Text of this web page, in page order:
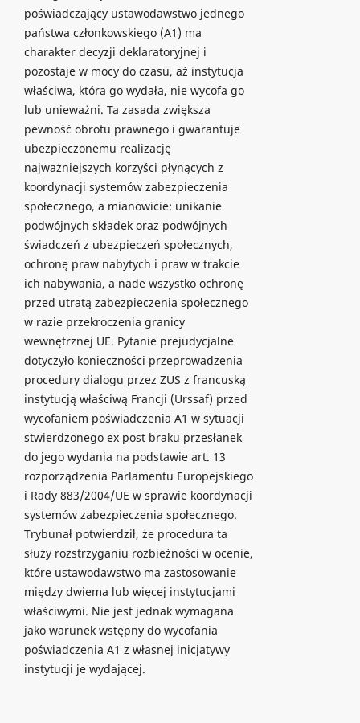
poświadczający ustawodawstwo jednego
państwa członkowskiego (A1) ma
charakter decyzji deklaratoryjnej i
pozostaje w mocy do czasu, aż instytucja
właściwa, która go wydała, nie wycofa go
lub unieważni. Ta zasada zwiększa
pewność obrotu prawnego i gwarantuje
ubezpieczonemu realizację
najważniejszych korzyści płynących z
koordynacji systemów zabezpieczenia
społecznego, a mianowicie: unikanie
podwójnych składek oraz podwójnych
świadczeń z ubezpieczeń społecznych,
ochronę praw nabytych i praw w trakcie
ich nabywania, a nade wszystko ochronę
przed utratą zabezpieczenia społecznego
w razie przekroczenia granicy
wewnętrznej UE. Pytanie prejudycjalne
dotyczyło konieczności przeprowadzenia
procedury dialogu przez ZUS z francuską
instytucją właściwą Francji (Urssaf) przed
wycofaniem poświadczenia A1 w sytuacji
stwierdzonego ex post braku przesłanek
do jego wydania na podstawie art. 13
rozporządzenia Parlamentu Europejskiego
i Rady 883/2004/UE w sprawie koordynacji
systemów zabezpieczenia społecznego.
Trybunał potwierdził, że procedura ta
służy rozstrzyganiu rozbieżności w ocenie,
które ustawodawstwo ma zastosowanie
między dwiema lub więcej instytucjami
właściwymi. Nie jest jednak wymagana
jako warunek wstępny do wycofania
poświadczenia A1 z własnej inicjatywy
instytucji je wydającej.